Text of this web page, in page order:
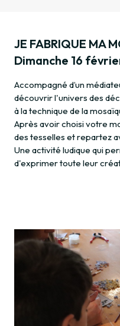
JE FABRIQUE MA
Dimanche 16
Accompagné d’un
découvrir l'univers des
à la technique de la
Après avoir choisi votre
des tesselles et repartez
Une activité ludique qui
d'exprimer toute leur